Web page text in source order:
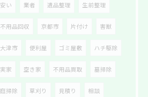
安い 業者 遺品整理 生前整理
不用品回収 京都市 片付け 害獣
大津市 便利屋 ゴミ屋敷 ハチ駆除
実家 空き家 不用品買取 墓掃除
庭掃除 草刈り 見積り 相談